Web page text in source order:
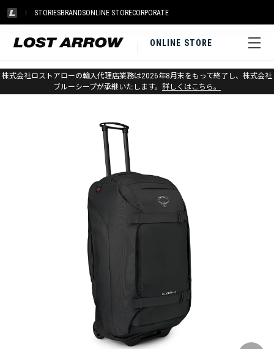
STORIESBRANDSONLINE STORECORPORATE
ONLINE STORE
株式会社ロストアローの輸入代理店業務は2026年8月末をもって終了し、株式会社
ブルーシープが承継いたします。 詳しくはこちら。
ホーム > オスプレー > トラベル > ホイールバッグ